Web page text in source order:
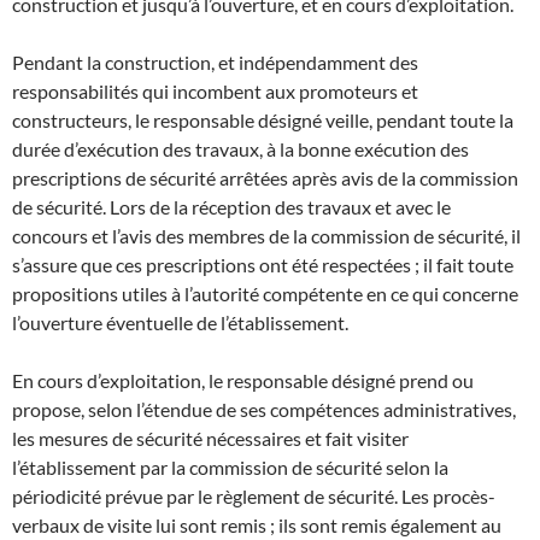
Pendant la construction, et indépendamment des
responsabilités qui incombent aux promoteurs et
constructeurs, le responsable désigné veille, pendant toute la
durée d’exécution des travaux, à la bonne exécution des
prescriptions de sécurité arrêtées après avis de la commission
de sécurité. Lors de la réception des travaux et avec le
concours et l’avis des membres de la commission de sécurité, il
s’assure que ces prescriptions ont été respectées ; il fait toute
propositions utiles à l’autorité compétente en ce qui concerne
l’ouverture éventuelle de l’établissement.
En cours d’exploitation, le responsable désigné prend ou
propose, selon l’étendue de ses compétences administratives,
les mesures de sécurité nécessaires et fait visiter
l’établissement par la commission de sécurité selon la
périodicité prévue par le règlement de sécurité. Les procès-
verbaux de visite lui sont remis ; ils sont remis également au